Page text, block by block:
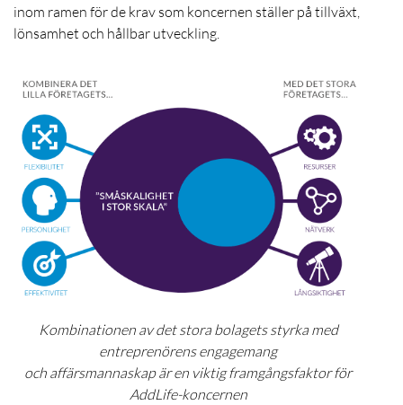
inom ramen för de krav som koncernen ställer på tillväxt,
lönsamhet och hållbar utveckling.
Kombinationen av det stora bolagets styrka med
entreprenörens engagemang
och affärsmannaskap är en viktig framgångsfaktor för
AddLife-koncernen